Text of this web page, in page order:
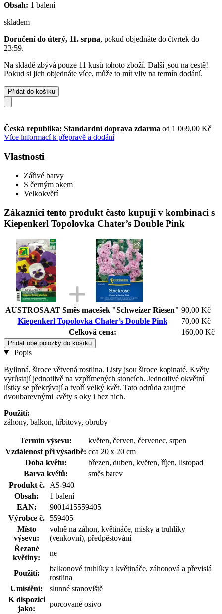
Obsah: 1 balení
skladem
Doručení do úterý, 11. srpna, pokud objednáte do čtvrtek do
23:59.
Na skladě zbývá pouze 11 kusů tohoto zboží. Další jsou na cestě!
Pokud si jich objednáte více, může to mít vliv na termín dodání.
Přidat do košíku
Česká republika: Standardní doprava zdarma od 1 069,00 Kč
Více informací k přepravě a dodání
Vlastnosti
Zářivé barvy
S černým okem
Velkokvětá
Zákazníci tento produkt často kupují v kombinaci s
Kiepenkerl Topolovka Chater’s Double Pink
AUSTROSAAT Směs macešek "Schweizer Riesen" 90,00 Kč
Kiepenkerl Topolovka Chater’s Double Pink
70,00 Kč
Celková cena:
160,00 Kč
Přidat obě položky do košíku
Popis
Bylinná, široce větvená rostlina. Listy jsou široce kopinaté. Květy
vyrůstají jednotlivě na vzpřímených stoncích. Jednotlivé okvětní
lístky se překrývají a tvoří velký květ. Tato odrůda zaujme
dvoubarevnými květy s oky i bez nich.
Použití:
záhony, balkon, hřbitovy, obruby
Termín výsevu:
květen, červen, červenec, srpen
Vzdálenost při výsadbě: cca 20 x 20 cm
Doba květu:
březen, duben, květen, říjen, listopad
Barva květů:
směs barev
Produkt č.
AS-940
Obsah:
1 balení
EAN:
9001415559405
Výrobce č.
559405
Místo
výsevu:
volně na záhon, květináče, misky a truhlíky
(venkovní), předpěstování
Řezané
květiny:
ne
Použití:
balkonové truhlíky a květináče, záhonová a převislá
rostlina
Umístění:
slunné stanoviště
K dispozici
jako:
porcované osivo